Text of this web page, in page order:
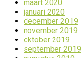
maart 2020
januari 2020
december 2019
november 2019
oktober 2019
september 2019